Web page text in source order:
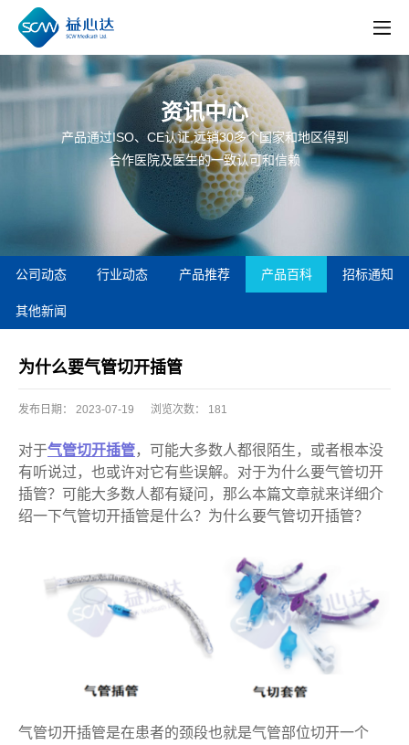
资讯中心
产品通过ISO、CE认证,远销30多个国家和地区得到
合作医院及医生的一致认可和信赖
公司动态 行业动态 产品推荐 产品百科 招标通知
其他新闻
为什么要气管切开插管
发布日期： 2023-07-19 浏览次数： 181
对于气管切开插管，可能大多数人都很陌生，或者根本没
有听说过，也或许对它有些误解。对于为什么要气管切开
插管？可能大多数人都有疑问，那么本篇文章就来详细介
绍一下气管切开插管是什么？为什么要气管切开插管？
气管切开插管是在患者的颈段也就是气管部位切开一个